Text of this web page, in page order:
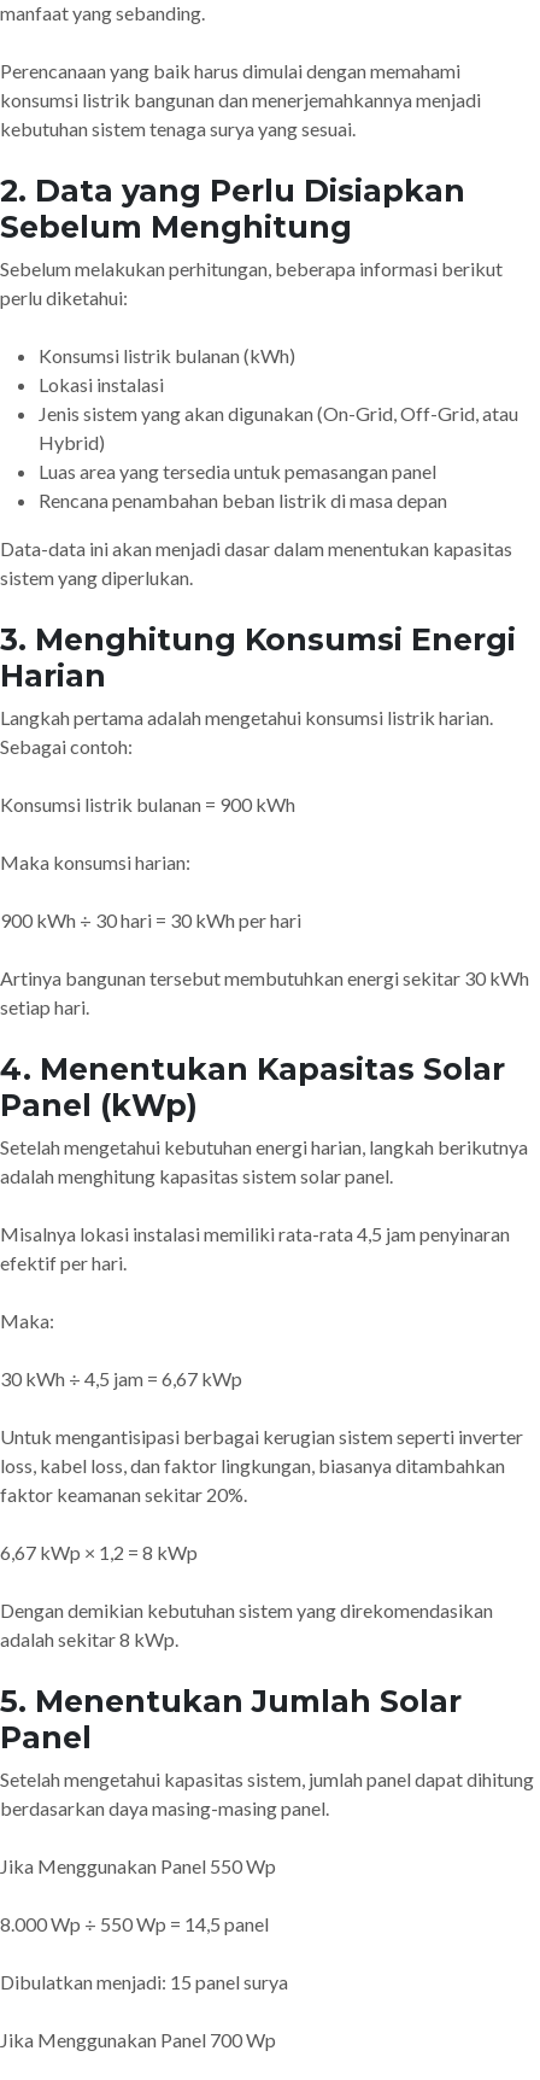
manfaat yang sebanding.
Perencanaan yang baik harus dimulai dengan memahami
konsumsi listrik bangunan dan menerjemahkannya menjadi
kebutuhan sistem tenaga surya yang sesuai.
2. Data yang Perlu Disiapkan
Sebelum Menghitung
Sebelum melakukan perhitungan, beberapa informasi berikut
perlu diketahui:
Konsumsi listrik bulanan (kWh)
Lokasi instalasi
Jenis sistem yang akan digunakan (On-Grid, Off-Grid, atau
Hybrid)
Luas area yang tersedia untuk pemasangan panel
Rencana penambahan beban listrik di masa depan
Data-data ini akan menjadi dasar dalam menentukan kapasitas
sistem yang diperlukan.
3. Menghitung Konsumsi Energi
Harian
Langkah pertama adalah mengetahui konsumsi listrik harian.
Sebagai contoh:
Konsumsi listrik bulanan = 900 kWh
Maka konsumsi harian:
900 kWh ÷ 30 hari = 30 kWh per hari
Artinya bangunan tersebut membutuhkan energi sekitar 30 kWh
setiap hari.
4. Menentukan Kapasitas Solar
Panel (kWp)
Setelah mengetahui kebutuhan energi harian, langkah berikutnya
adalah menghitung kapasitas sistem solar panel.
Misalnya lokasi instalasi memiliki rata-rata 4,5 jam penyinaran
efektif per hari.
Maka:
30 kWh ÷ 4,5 jam = 6,67 kWp
Untuk mengantisipasi berbagai kerugian sistem seperti inverter
loss, kabel loss, dan faktor lingkungan, biasanya ditambahkan
faktor keamanan sekitar 20%.
6,67 kWp × 1,2 = 8 kWp
Dengan demikian kebutuhan sistem yang direkomendasikan
adalah sekitar 8 kWp.
5. Menentukan Jumlah Solar
Panel
Setelah mengetahui kapasitas sistem, jumlah panel dapat dihitung
berdasarkan daya masing-masing panel.
Jika Menggunakan Panel 550 Wp
8.000 Wp ÷ 550 Wp = 14,5 panel
Dibulatkan menjadi: 15 panel surya
Jika Menggunakan Panel 700 Wp